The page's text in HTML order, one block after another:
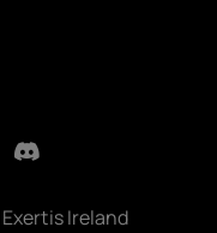
Exertis Ireland